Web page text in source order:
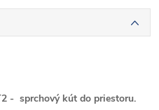
- sprchový kút do priestoru.